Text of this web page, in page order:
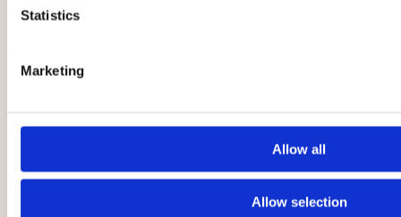
Statistics
Marketing
Allow all
Allow selection
Kod
Kod
Stan